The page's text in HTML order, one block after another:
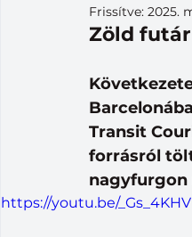
Frissítve: 2025.
Zöld
Transit
forrásról
https://youtu.be/